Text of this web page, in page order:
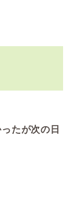
たが次の日